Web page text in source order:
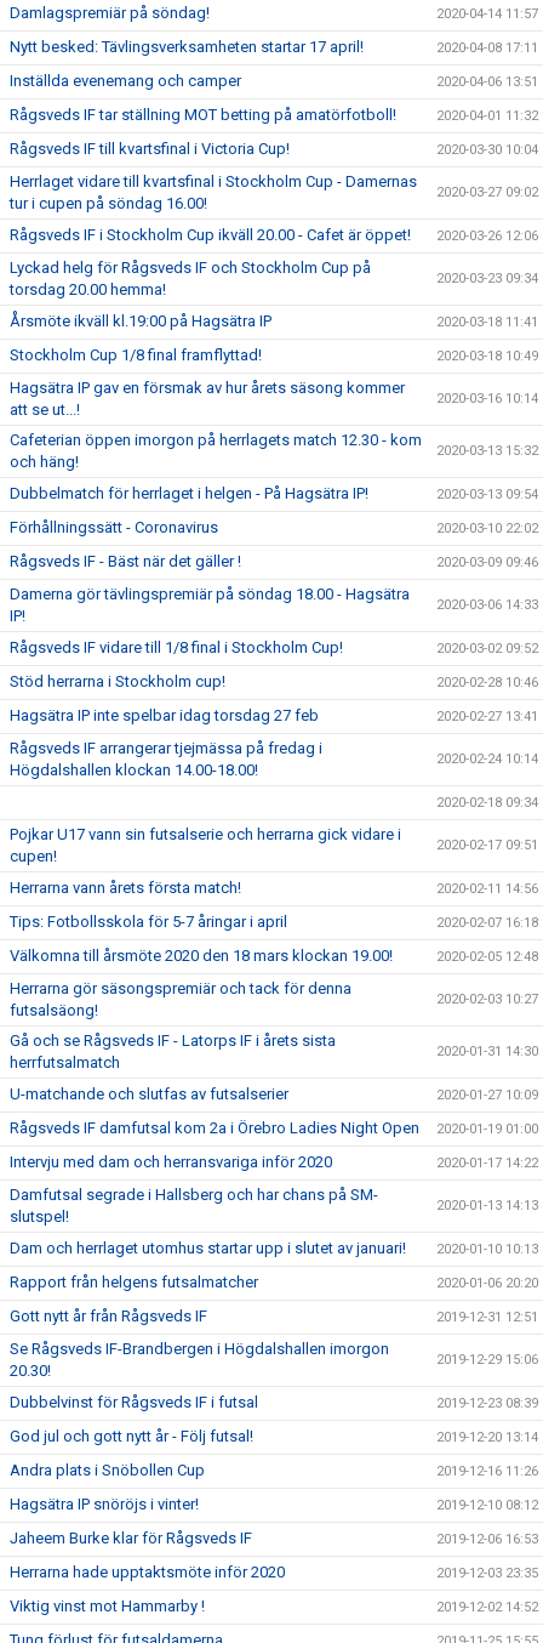
Damlagspremiär på söndag! 2020-04-14 11:57
Nytt besked: Tävlingsverksamheten startar 17 april! 2020-04-08 17:11
Inställda evenemang och camper 2020-04-06 13:51
Rågsveds IF tar ställning MOT betting på amatörfotboll! 2020-04-01 11:32
Rågsveds IF till kvartsfinal i Victoria Cup! 2020-03-30 10:04
Herrlaget vidare till kvartsfinal i Stockholm Cup - Damernas
tur i cupen på söndag 16.00!
2020-03-27 09:02
Rågsveds IF i Stockholm Cup ikväll 20.00 - Cafet är öppet! 2020-03-26 12:06
Lyckad helg för Rågsveds IF och Stockholm Cup på
torsdag 20.00 hemma!
2020-03-23 09:34
Årsmöte ikväll kl.19:00 på Hagsätra IP 2020-03-18 11:41
Stockholm Cup 1/8 final framflyttad! 2020-03-18 10:49
Hagsätra IP gav en försmak av hur årets säsong kommer
att se ut...!
2020-03-16 10:14
Cafeterian öppen imorgon på herrlagets match 12.30 - kom
och häng!
2020-03-13 15:32
Dubbelmatch för herrlaget i helgen - På Hagsätra IP! 2020-03-13 09:54
Förhållningssätt - Coronavirus 2020-03-10 22:02
Rågsveds IF - Bäst när det gäller ! 2020-03-09 09:46
Damerna gör tävlingspremiär på söndag 18.00 - Hagsätra
IP!
2020-03-06 14:33
Rågsveds IF vidare till 1/8 final i Stockholm Cup! 2020-03-02 09:52
Stöd herrarna i Stockholm cup! 2020-02-28 10:46
Hagsätra IP inte spelbar idag torsdag 27 feb 2020-02-27 13:41
Rågsveds IF arrangerar tjejmässa på fredag i
Högdalshallen klockan 14.00-18.00!
2020-02-24 10:14
2020-02-18 09:34
Pojkar U17 vann sin futsalserie och herrarna gick vidare i
cupen!
2020-02-17 09:51
Herrarna vann årets första match! 2020-02-11 14:56
Tips: Fotbollsskola för 5-7 åringar i april 2020-02-07 16:18
Välkomna till årsmöte 2020 den 18 mars klockan 19.00! 2020-02-05 12:48
Herrarna gör säsongspremiär och tack för denna
futsalsäong!
2020-02-03 10:27
Gå och se Rågsveds IF - Latorps IF i årets sista
herrfutsalmatch
2020-01-31 14:30
U-matchande och slutfas av futsalserier 2020-01-27 10:09
Rågsveds IF damfutsal kom 2a i Örebro Ladies Night Open 2020-01-19 01:00
Intervju med dam och herransvariga inför 2020 2020-01-17 14:22
Damfutsal segrade i Hallsberg och har chans på SM-
slutspel!
2020-01-13 14:13
Dam och herrlaget utomhus startar upp i slutet av januari! 2020-01-10 10:13
Rapport från helgens futsalmatcher 2020-01-06 20:20
Gott nytt år från Rågsveds IF 2019-12-31 12:51
Se Rågsveds IF-Brandbergen i Högdalshallen imorgon
20.30!
2019-12-29 15:06
Dubbelvinst för Rågsveds IF i futsal 2019-12-23 08:39
God jul och gott nytt år - Följ futsal! 2019-12-20 13:14
Andra plats i Snöbollen Cup 2019-12-16 11:26
Hagsätra IP snöröjs i vinter! 2019-12-10 08:12
Jaheem Burke klar för Rågsveds IF 2019-12-06 16:53
Herrarna hade upptaktsmöte inför 2020 2019-12-03 23:35
Viktig vinst mot Hammarby ! 2019-12-02 14:52